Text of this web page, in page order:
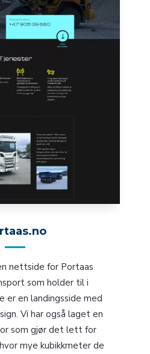
nettside for Portaas
som holder til i
er en landingsside med
Vi har også laget en
som gjør det lett for
mye kubikkmeter de